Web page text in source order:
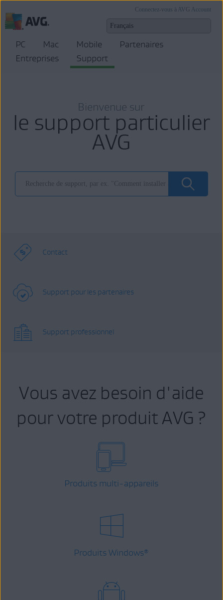
Connectez-vous à AVG Account
PC Mac Mobile
Partenaires
Entreprises
Support
Bienvenue sur
le support particulier
AVG
Contact
Support pour les partenaires
Support professionnel
Vous avez besoin d'aide
pour votre produit AVG ?
Produits multi-appareils
Produits Windows®